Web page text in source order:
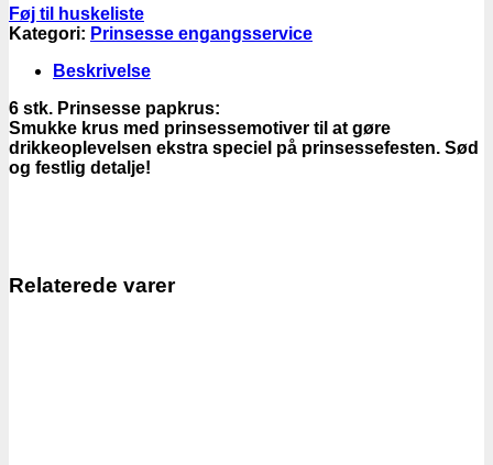
Føj til huskeliste
Kategori: Prinsesse engangsservice
Beskrivelse
6 stk. Prinsesse papkrus:
Smukke krus med prinsessemotiver til at gøre
drikkeoplevelsen ekstra speciel på prinsessefesten. Sød
og festlig detalje!
Relaterede varer